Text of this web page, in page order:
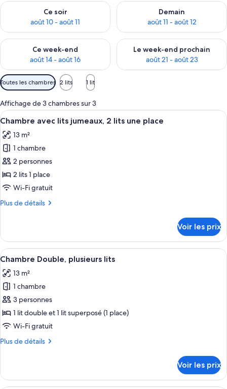
Ce soir
août 10 - août 11
Vérifier la disponibilité pour ce soir août 10 - août 11
Demain
août 11 - août 12
Vérifier la disponibilité pour
Ce week-end
août 14 - août 16
Vérifier la disponibilité pour ce week-end août 14 - août 16
Le week-end prochain
août 21 - août 23
Vérifier la disponibilité pour
Filtres
disponibles
pour
les
chambres
Toutes les chambres 2 lits 1 lit
Affichage de 3 chambres sur 3
Afficher
toutes
les
photos
pour
ce
type
chambre :
lits
jumeaux,
2
lits
une
place
Une chambre d’hôtel avec un lit,
12
Chambre avec lits jumeaux, 2 lits une place
13 m²
1 chambre
2 personnes
2 lits 1 place
Wi-Fi gratuit
Plus de détails
Plus
le
type
de
Chambre
avec
lits
jumeaux,
2
lits
une
place
Voir les prix
Afficher
toutes
les
photos
pour
ce
type
chambre :
plusieurs
Literie de qualité supérieure, bureau,
8
Chambre Double, plusieurs lits
13 m²
1 chambre
3 personnes
1 lit double et 1 lit superposé (1 place)
Wi-Fi gratuit
Plus de détails
Plus
le
type
Voir les prix